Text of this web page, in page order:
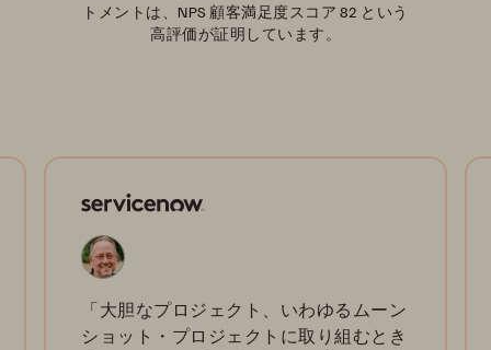
トメントは、NPS 顧客満足度スコア 82 という
高評価が証明しています。
「大胆なプロジェクト、いわゆるムーン
ショット・プロジェクトに取り組むとき